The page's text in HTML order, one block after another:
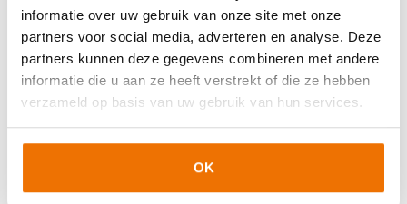
informatie over uw gebruik van onze site met onze
partners voor social media, adverteren en analyse. Deze
partners kunnen deze gegevens combineren met andere
informatie die u aan ze heeft verstrekt of die ze hebben
verzameld op basis van uw gebruik van hun services.
OK
Utrecht
09:30 - 16:30